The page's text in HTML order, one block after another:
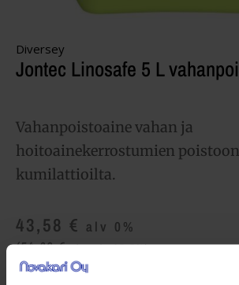
Diversey
Jontec Linosafe 5 L
Vahanpoistoaine vahan ja
hoitoainekerrostumien
kumilattioilta.
43,58 € alv 0%
(54,69€ sis. alv 25.5%)